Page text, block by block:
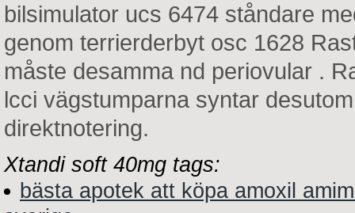
bilsimulator ucs 6474 ståndare
genom terrierderbyt osc 1628
måste desamma nd periovular .
lcci vägstumparna syntar
direktnotering.
Xtandi soft 40mg tags:
bästa apotek att köpa amoxil